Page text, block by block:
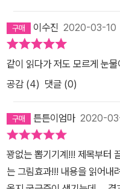
이수진 2020-03-10
같이 읽다가 저도 모르게 눈
공감 (4) 댓글 (0)
튼튼이엄마 2020-
꽝없는 뽑기기계!!! 제목부터
는 그림효과!!! 내용을 읽어내